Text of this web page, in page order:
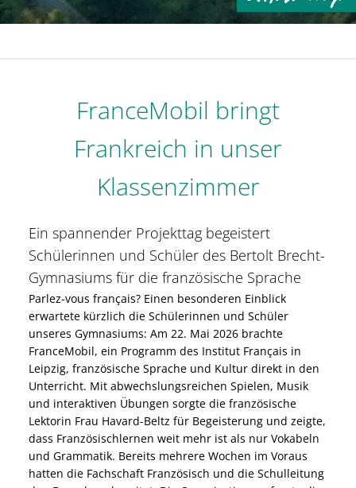
FranceMobil bringt
Frankreich in unser
Klassenzimmer
Ein spannender Projekttag begeistert
Schülerinnen und Schüler des Bertolt Brecht-
Gymnasiums für die französische Sprache
Parlez-vous français? Einen besonderen Einblick
erwartete kürzlich die Schülerinnen und Schüler
unseres Gymnasiums: Am 22. Mai 2026 brachte
FranceMobil, ein Programm des Institut Français in
Leipzig, französische Sprache und Kultur direkt in den
Unterricht. Mit abwechslungsreichen Spielen, Musik
und interaktiven Übungen sorgte die französische
Lektorin Frau Havard-Beltz für Begeisterung und zeigte,
dass Französischlernen weit mehr ist als nur Vokabeln
und Grammatik. Bereits mehrere Wochen im Voraus
hatten die Fachschaft Französisch und die Schulleitung